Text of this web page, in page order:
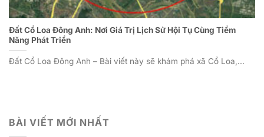
Đất Cổ Loa Đông Anh: Nơi Giá Trị Lịch Sử Hội Tụ Cùng Tiềm
Năng Phát Triển
Đất Cổ Loa Đông Anh – Bài viết này sẽ khám phá xã Cổ Loa,...
BÀI VIẾT MỚI NHẤT